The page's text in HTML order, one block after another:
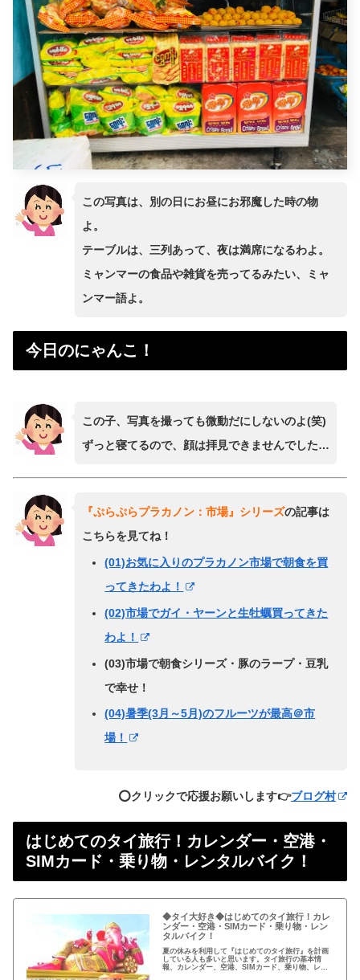
この写真は、別の日にお昼にお邪魔した時の物
よ。
テーブルは、三列あって、夜は満席になるわよ。
ミャンマーの食品や雑貨を売ってるみたい、ミャ
ンマー語よ。
今日のにゃんこ！
この子、写真を撮っても微動だにしないのよ(笑)
ずっと寝てるので、顔は拝見できませんでした…
『ぷらぷらプラカノン：市場』シリーズの記事は
こちらを見てね！
(01)お気に入りのプラカノン市場で朝食を買
ってきたわよ！
(02)市場でガイ・ヤーンと生牡蠣買ってきた
わよ！
(03)市場で朝食シリーズ・豚のラープ・豆乳
で幸せ！
(04)暑季(3月～5月)のフルーツが最高＠市
場！
⭕️クリックで応援お願いします👉ブログ村
はじめてのタイ旅行！カレンダー・空港・
SIMカード・乗り物・レンタルバイク！
◆タイ大好き◆はじめてのタイ旅行！カレ
ンダー・空港・SIMカード・乗り物・レン
タルバイク！
夏の休みを利用して『はじめてのタイ旅行』を計画
している人も多いと思います。タイ旅行の基本情
報、カレンダー、空港、SIMカード、乗り物、レン